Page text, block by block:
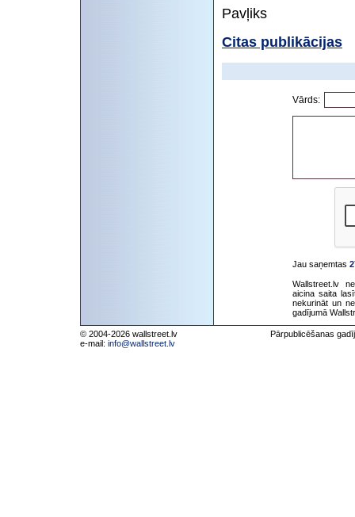
Pavļiks
Citas publikācijas
Vārds:
Jau saņemtas
Wallstreet.lv
aicina saita
nekurināt un
gadījumā
© 2004-2026 wallstreet.lv
e-mail: info@wallstreet.lv
Pārpublicēšanas